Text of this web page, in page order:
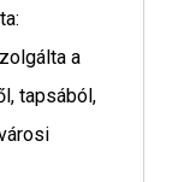
a
tapsából,